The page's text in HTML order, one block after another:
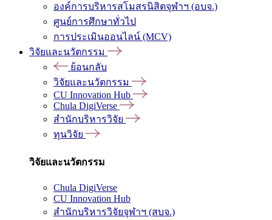
องค์การบริหารสโมสรนิสิตจุฬาฯ (อบจ.)
ศูนย์การศึกษาทั่วไป
การประเมินออนไลน์ (MCV)
วิจัยและนวัตกรรม
ย้อนกลับ
วิจัยและนวัตกรรม
CU Innovation Hub
Chula DigiVerse
สำนักบริหารวิจัย
ทุนวิจัย
วิจัยและนวัตกรรม
Chula DigiVerse
CU Innovation Hub
สำนักบริหารวิจัยจุฬาฯ (สบจ.)